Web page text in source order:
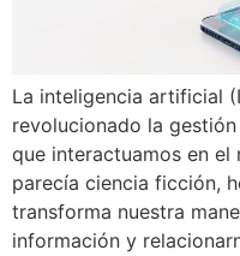
La inteligencia artificial
revolucionado la
que interactuamos en
parecía ciencia ficción,
transforma nuestra
información y